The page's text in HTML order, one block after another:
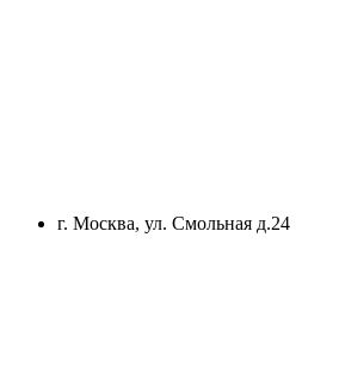
г. Москва, ул. Смольная д.24